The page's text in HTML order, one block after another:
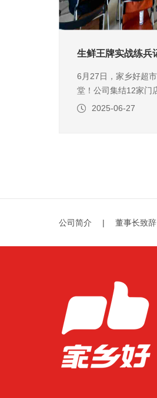
生鲜王牌实战练兵
6月27日，家乡好超
堂！公司集结12家门
心骨干，开展了一场
2025-06-27
公司简介 | 董事长致辞